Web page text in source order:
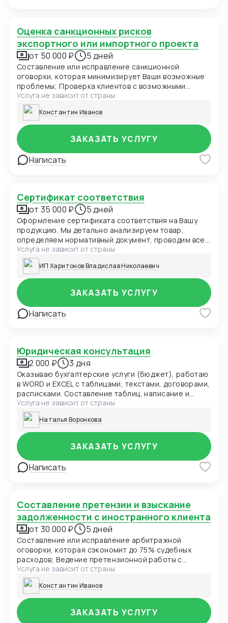
Оценка санкционных рисков
экспортного или импортного проекта
от 50 000 ₽ 5 дней
Составление или исправление санкционной
оговорки, которая минимизирует Ваши возможные
проблемы; Проверка клиентов с возможными
санкционными рисками ; Составление ответ для
компетентных органов (OFAC, EU, UK)
Услуга не зависит от страны
Константин Иванов
Написать
ЗАКАЗАТЬ УСЛУГУ
Сертификат соответствия
от 35 000 ₽ 5 дней
Оформление сертификата соответствия на Вашу
продукцию. Мы детально анализируем товар,
определяем нормативный документ, проводим все
необходимые процедуры, в том числе выезд на
производство и испытания.
Услуга не зависит от страны
ИП Харитонов Владислав Николаевич
Написать
ЗАКАЗАТЬ УСЛУГУ
Юридическая консультация
2 000 ₽ 3 дня
Оказываю бухгалтерские услуги (бюджет), работаю
в WORD и EXCEL с таблицами, текстами, договорами,
расписками. Составление таблиц, написание и
корректировка текстов, исправление.
Услуга не зависит от страны
Наталья Воронкова
Написать
ЗАКАЗАТЬ УСЛУГУ
Составление претензии и взыскание
задолженности с иностранного клиента
от 30 000 ₽ 5 дней
Составление или исправление арбитражной
оговорки, которая сэкономит до 75% судебных
расходов; Ведение претензионной работы с
иностранными партнерами; Составление
процессуальных документов, представление
интересов международном арбитраже: в очном,
заочном и дистанционном форматах; Содействие в
исполнение арбитражного решения в стране
ответчика
Услуга не зависит от страны
Константин Иванов
ЗАКАЗАТЬ УСЛУГУ